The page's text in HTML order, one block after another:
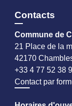
Contacts
Commune de
21 Place de la
42170
+33 4 77 52 38
Contact par